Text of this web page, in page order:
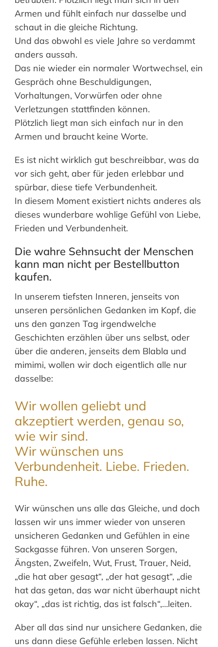
Armen und fühlt einfach nur dasselbe und
schaut in die gleiche Richtung.
Und das obwohl es viele Jahre so verdammt
anders aussah.
Das nie wieder ein normaler Wortwechsel, ein
Gespräch ohne Beschuldigungen,
Vorhaltungen, Vorwürfen oder ohne
Verletzungen stattfinden können.
Plötzlich liegt man sich einfach nur in den
Armen und braucht keine Worte.
Es ist nicht wirklich gut beschreibbar, was da
vor sich geht, aber für jeden erlebbar und
spürbar, diese tiefe Verbundenheit.
In diesem Moment existiert nichts anderes als
dieses wunderbare wohlige Gefühl von Liebe,
Frieden und Verbundenheit.
Die wahre Sehnsucht der Menschen
kann man nicht per Bestellbutton
kaufen.
In unserem tiefsten Inneren, jenseits von
unseren persönlichen Gedanken im Kopf, die
uns den ganzen Tag irgendwelche
Geschichten erzählen über uns selbst, oder
über die anderen, jenseits dem Blabla und
mimimi, wollen wir doch eigentlich alle nur
dasselbe:
Wir wollen geliebt und
akzeptiert werden, genau so,
wie wir sind.
Wir wünschen uns
Verbundenheit. Liebe. Frieden.
Ruhe.
Wir wünschen uns alle das Gleiche, und doch
lassen wir uns immer wieder von unseren
unsicheren Gedanken und Gefühlen in eine
Sackgasse führen. Von unseren Sorgen,
Ängsten, Zweifeln, Wut, Frust, Trauer, Neid,
„die hat aber gesagt“, „der hat gesagt“, „die
hat das getan, das war nicht überhaupt nicht
okay“, „das ist richtig, das ist falsch“,…leiten.
Aber all das sind nur unsichere Gedanken, die
uns dann diese Gefühle erleben lassen. Nicht